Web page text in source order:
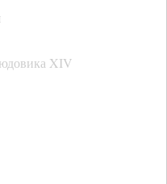
XIV